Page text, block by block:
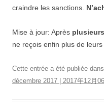
craindre les sanctions.
Mise à jour: Après plusieurs
ne reçois enfin plus de leurs
Cette entrée a été publiée dans
décembre 2017 | 2017年12月